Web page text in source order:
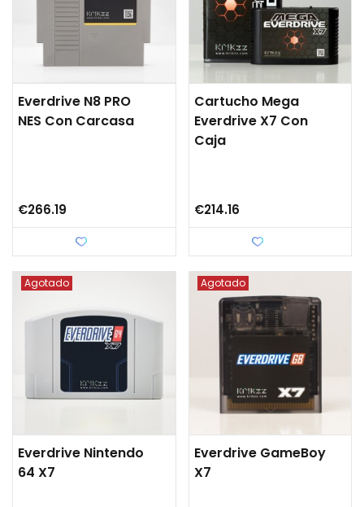
Everdrive N8 PRO
NES Con Carcasa
€266.19
Cartucho Mega
Everdrive X7 Con
Caja
€214.16
Agotado
Everdrive Nintendo
64 X7
Agotado
Everdrive GameBoy
X7